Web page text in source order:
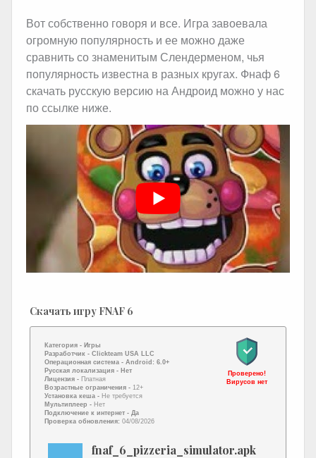
Вот собственно говоря и все. Игра завоевала
огромную популярность и ее можно даже
сравнить со знаменитым Слендерменом, чья
популярность известна в разных кругах. Фнаф 6
скачать русскую версию на Андроид можно у нас
по ссылке ниже.
Скачать игру FNAF 6
Категория - Игры
Разработчик - Clickteam USA LLC
Операционная система - Android: 6.0+
Русская локализация - Нет
Лицензия - Платная
Возрастные ограничения - 12+
Установка кеша - Не требуется
Мультиплеер - Нет
Подключение к интернет - Да
Проверка обновления: 04/08/2026
Проверено!
Вирусов нет
fnaf_6_pizzeria_simulator.apk